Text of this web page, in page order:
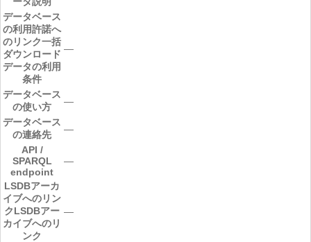
データベース
の利用許諾へ
のリンク一括
ダウンロード
データの利用
条件
―
データベース
の使い方
―
データベース
の連絡先
―
API /
SPARQL
endpoint
―
LSDBアーカ
イブへのリン
クLSDBアー
カイブへのリ
ンク
―